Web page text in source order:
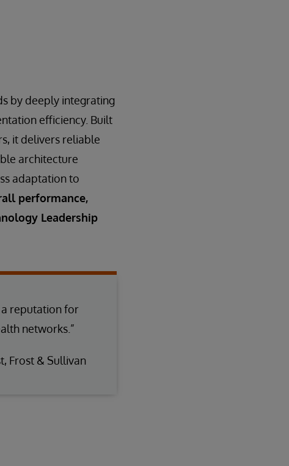
by deeply integrating
efficiency. Built
it delivers reliable
architecture
adaptation to
performance,
Leadership
a reputation for
networks.”
Frost & Sullivan